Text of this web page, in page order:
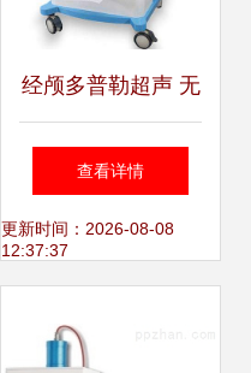
经颅多普勒超声 无
创探秘脑血管的“慧
眼”，超声设备领域
查看详情
更新时间：2026-08-08
12:37:37